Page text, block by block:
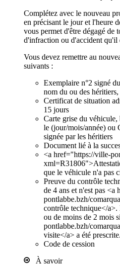
Complétez avec le nouveau
en précisant le jour et l'heure
vous permet d'être dégagé de
d'infraction ou d'accident qu'il
Vous devez remettre au
suivants :
Exemplaire n°2 signé
nom du ou des
Certificat de situation
15 jours
Carte grise du véhicule,
le (jour/mois/année) ou
signée par les héritiers
Document lié à la
<a href="https://ville-
que le véhicule n'a pas
Preuve du contrôle
de 4 ans et n'est pas
pontlabbe.bzh/
contrôle technique</
ou de moins de 2 mois
pontlabbe.bzh/
visite</a> a été prescrite.
Code de cession
À savoir